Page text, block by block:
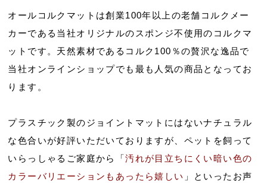
オールコルクマットは創業100年以上の老舗コルクメー
カーである当社オリジナルのスポンジ不使用のコルクマ
ットです。天然素材であるコルク100％の贅沢な逸品で
当社オンラインショップでも最も人気の商品となってお
ります。
プラスチック製のジョイントマットにはないナチュラル
な色合いが好評いただいておりますが、ペットを飼って
いらっしゃるご家庭から「汚れが目立ちにくい暗い色の
カラーバリエーションもあったら嬉しい 」といったお声